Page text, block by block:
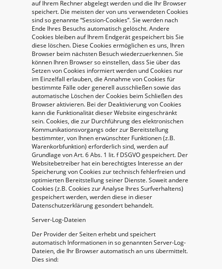
auf Ihrem Rechner abgelegt werden und die Ihr Browser
speichert. Die meisten der von uns verwendeten Cookies
sind so genannte “Session-Cookies”. Sie werden nach
Ende Ihres Besuchs automatisch gelöscht. Andere
Cookies bleiben auf Ihrem Endgerät gespeichert bis Sie
diese löschen. Diese Cookies ermöglichen es uns, Ihren
Browser beim nächsten Besuch wiederzuerkennen. Sie
können Ihren Browser so einstellen, dass Sie über das
Setzen von Cookies informiert werden und Cookies nur
im Einzelfall erlauben, die Annahme von Cookies für
bestimmte Fälle oder generell ausschließen sowie das
automatische Löschen der Cookies beim Schließen des
Browser aktivieren. Bei der Deaktivierung von Cookies
kann die Funktionalität dieser Website eingeschränkt
sein. Cookies, die zur Durchführung des elektronischen
Kommunikationsvorgangs oder zur Bereitstellung
bestimmter, von Ihnen erwünschter Funktionen (z.B.
Warenkorbfunktion) erforderlich sind, werden auf
Grundlage von Art. 6 Abs. 1 lit. f DSGVO gespeichert. Der
Websitebetreiber hat ein berechtigtes Interesse an der
Speicherung von Cookies zur technisch fehlerfreien und
optimierten Bereitstellung seiner Dienste. Soweit andere
Cookies (z.B. Cookies zur Analyse Ihres Surfverhaltens)
gespeichert werden, werden diese in dieser
Datenschutzerklärung gesondert behandelt.
Server-Log-Dateien
Der Provider der Seiten erhebt und speichert
automatisch Informationen in so genannten Server-Log-
Dateien, die Ihr Browser automatisch an uns übermittelt.
Dies sind: